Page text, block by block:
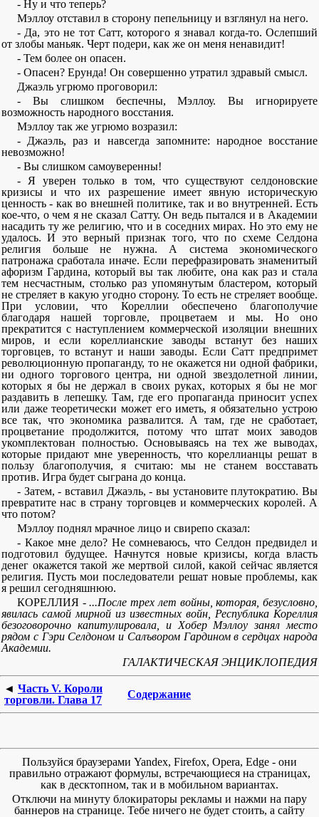
- Ну и что теперь?
Мэллоу отставил в сторону пепельницу и взглянул на него.
- Да, это не тот Сатт, которого я знавал когда-то. Ослепший
от злобы маньяк. Черт подери, как же он меня ненавидит!
- Тем более он опасен.
- Опасен? Ерунда! Он совершенно утратил здравый смысл.
Джаэль угрюмо проговорил:
- Вы слишком беспечны, Мэллоу. Вы игнорируете
возможность народного восстания.
Мэллоу так же угрюмо возразил:
- Джаэль, раз и навсегда запомните: народное восстание
невозможно!
- Вы слишком самоуверенны!
- Я уверен только в том, что существуют селдоновские
кризисы и что их разрешение имеет явную историческую
ценность - как во внешней политике, так и во внутренней. Есть
кое-что, о чем я не сказал Сатту. Он ведь пытался и в Академии
насадить ту же религию, что и в соседних мирах. Но это ему не
удалось. И это верный признак того, что по схеме Селдона
религия больше не нужна. А система экономического
патронажа сработала иначе. Если перефразировать знаменитый
афоризм Гардина, который вы так любите, она как раз и стала
тем несчастным, столько раз упомянутым бластером, который
не стреляет в какую угодно сторону. То есть не стреляет вообще.
При условии, что Кореллии обеспечено благополучие
благодаря нашей торговле, процветаем и мы. Но оно
прекратится с наступлением коммерческой изоляции внешних
миров, и если кореллианские заводы встанут без наших
торговцев, то встанут и наши заводы. Если Сатт предпримет
революционную пропаганду, то не окажется ни одной фабрики,
ни одного торгового центра, ни одной звездолетной линии,
которых я бы не держал в своих руках, которых я бы не мог
раздавить в лепешку. Там, где его пропаганда приносит успех
или даже теоретически может его иметь, я обязательно устрою
все так, что экономика развалится. А там, где не сработает,
процветание продолжится, потому что штат моих заводов
укомплектован полностью. Основываясь на тех же выводах,
которые придают мне уверенность, что кореллианцы решат в
пользу благополучия, я считаю: мы не станем восставать
против. Игра будет сыграна до конца.
- Затем, - вставил Джаэль, - вы установите плутократию. Вы
превратите нас в страну торговцев и коммерческих королей. А
что потом?
Мэллоу поднял мрачное лицо и свирепо сказал:
- Какое мне дело? Не сомневаюсь, что Селдон предвидел и
подготовил будущее. Начнутся новые кризисы, когда власть
денег окажется такой же мертвой силой, какой сейчас является
религия. Пусть мои последователи решат новые проблемы, как
я решил сегодняшнюю.
КОРЕЛЛИЯ -...После трех лет войны, которая, безусловно,
явилась самой мирной из известных войн, Республика Кореллия
безоговорочно капитулировала, и Хобер Мэллоу занял место
рядом с Гэри Селдоном и Салъвором Гардином в сердцах народа
Академии.
ГАЛАКТИЧЕСКАЯ ЭНЦИКЛОПЕДИЯ
◄ Часть V. Короли
торговли. Глава 17
Содержание
Пользуйся браузерами Yandex, Firefox, Opera, Edge - они
правильно отражают формулы, встречающиеся на страницах,
как в десктопном, так и в мобильном вариантах.
Отключи на минуту блокираторы рекламы и нажми на пару
баннеров на странице. Тебе ничего не будет стоить, а сайту